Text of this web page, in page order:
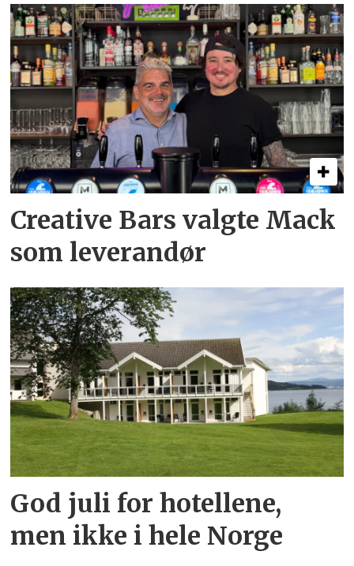
Creative Bars valgte Mack
som leverandør
God juli for hotellene,
men ikke i hele Norge